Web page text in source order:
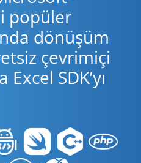
popüler
dönüşüm
çevrimiçi
SDK’yı